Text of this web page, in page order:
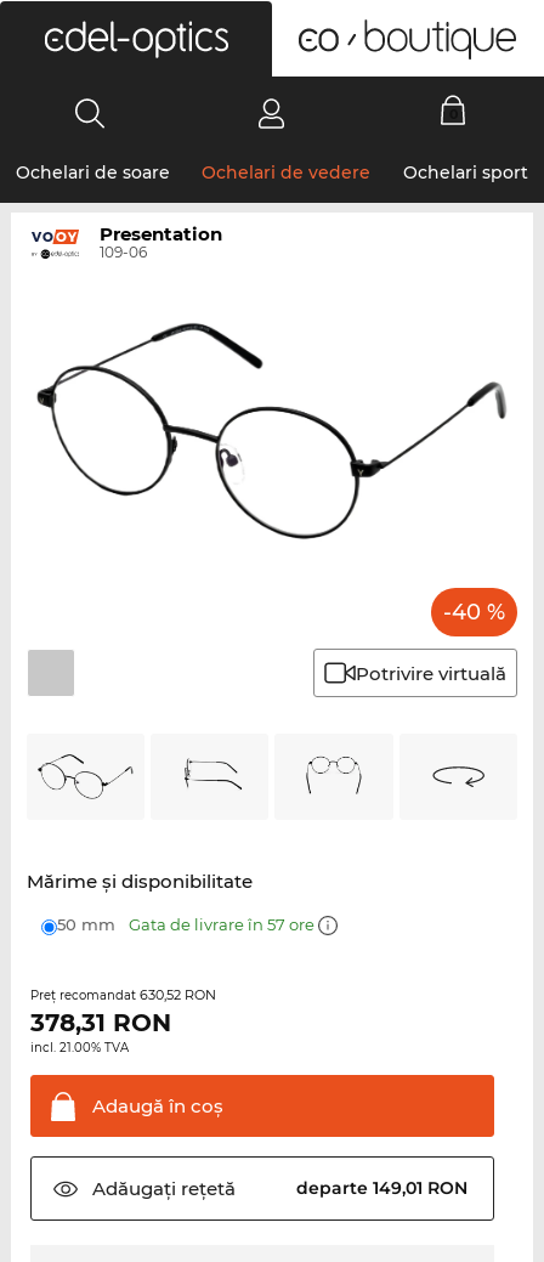
Ochelari de soare Ochelari de vedere Ochelari sport
Presentation
109-06
-40 %
Potrivire virtuală
Mărime şi disponibilitate
50 mm Gata de livrare în 57 ore
Preţ recomandat 630,52 RON
378,31 RON
incl. 21.00% TVA
Adaugă în coş
Adăugați rețetă departe 149,01 RON